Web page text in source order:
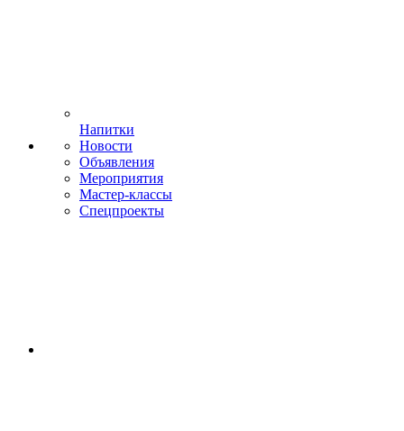
Напитки
Новости
Объявления
Мероприятия
Мастер-классы
Спецпроекты